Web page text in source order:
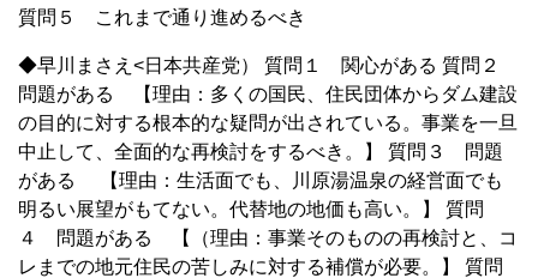
質問５ これまで通り進めるべき
◆早川まさえ<日本共産党） 質問１ 関心がある 質問２
問題がある 【理由：多くの国民、住民団体からダム建設
の目的に対する根本的な疑問が出されている。事業を一旦
中止して、全面的な再検討をするべき。】 質問３ 問題
がある 【理由：生活面でも、川原湯温泉の経営面でも
明るい展望がもてない。代替地の地価も高い。】 質問
４ 問題がある 【（理由：事業そのものの再検討と、コ
レまでの地元住民の苦しみに対する補償が必要。】 質問